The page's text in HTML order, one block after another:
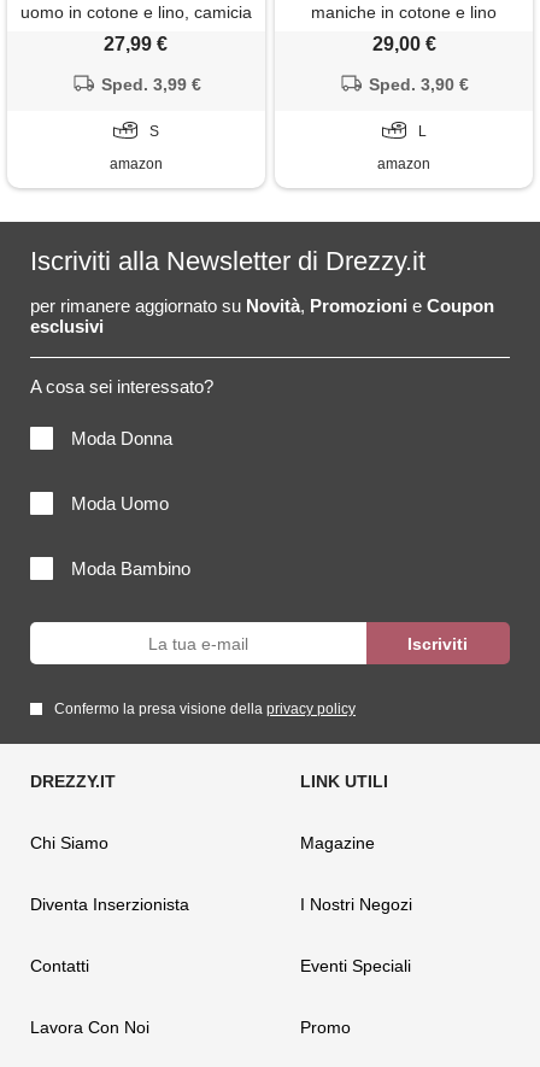
uomo in cotone e lino, camicia
casual con lacci da spiaggia
27,99 €
Sped. 3,99 €
S
amazon
maniche in cotone e lino
casual gilet da spiaggia estivo
bottoni（l, marrone）
29,00 €
Sped. 3,90 €
L
amazon
Iscriviti alla Newsletter di Drezzy.it
per rimanere aggiornato su Novità, Promozioni e Coupon
esclusivi
A cosa sei interessato?
Moda Donna
Moda Uomo
Moda Bambino
Confermo la presa visione della privacy policy
Chi Siamo
Diventa Inserzionista
Contatti
Lavora Con Noi
Magazine
I Nostri Negozi
Eventi Speciali
Promo